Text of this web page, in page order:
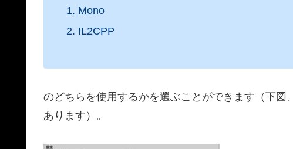
Mono
IL2CPP
のどちらを使用するかを選ぶことができます（下
あります）。